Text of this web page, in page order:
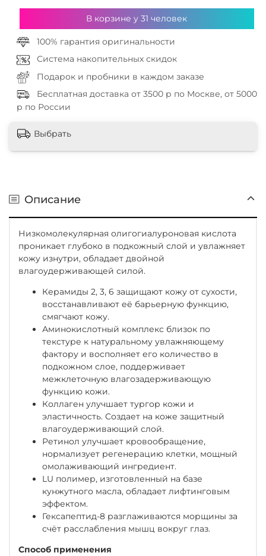
В корзине у31 человек
100% гарантия оригинальности
Система накопительных скидок
Подарок и пробники в каждом заказе
Бесплатная доставка от 3500 р по Москве, от 5000
р по России
Выбрать
Описание
Низкомолекулярная олигогиалуроновая кислота
проникает глубоко в подкожный слой и увлажняет
кожу изнутри, обладает двойной
влагоудерживающей силой.
Керамиды 2, 3, 6 защищают кожу от сухости,
восстанавливают её барьерную функцию,
смягчают кожу.
Аминокислотный комплекс близок по
текстуре к натуральному увлажняющему
фактору и восполняет его количество в
подкожном слое, поддерживает
межклеточную влагозадерживающую
функцию кожи.
Коллаген улучшает тургор кожи и
эластичность. Создает на коже защитный
влагоудерживающий слой.
Ретинол улучшает кровообращение,
нормализует регенерацию клетки, мощный
омолаживающий ингредиент.
LU полимер, изготовленный на базе
кунжутного масла, обладает лифтинговым
эффектом.
Гексапептид-8 разглаживаются морщины за
счёт расслабления мышц вокруг глаз.
Способ применения